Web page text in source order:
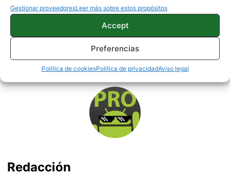
Gestionar proveedoresLeer más sobre estos propósitos
Accept
Preferencias
Política de cookiesPolítica de privacidadAviso legal
APPS PERSONALIZACIÓN
Sobre este autor
Redacción